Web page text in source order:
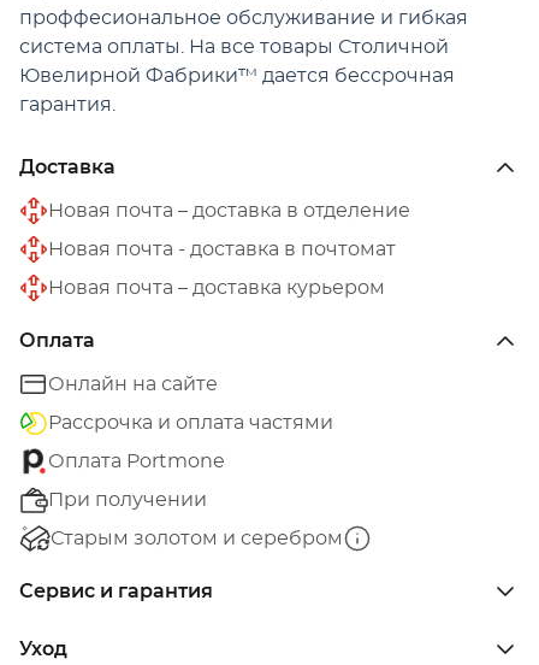
проффесиональное обслуживание и гибкая
система оплаты. На все товары Столичной
Ювелирной Фабрики™ дается бессрочная
гарантия.
Доставка
Новая почта – доставка в отделение
Новая почта - доставка в почтомат
Новая почта – доставка курьером
Оплата
Онлайн на сайте
Рассрочка и оплата частями
Оплата Portmone
При получении
Старым золотом и серебром
Сервис и гарантия
Уход